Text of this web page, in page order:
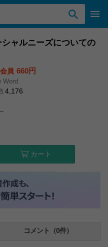
シャルニーズについての
員 660円
4,176
カート
コメント（0件）